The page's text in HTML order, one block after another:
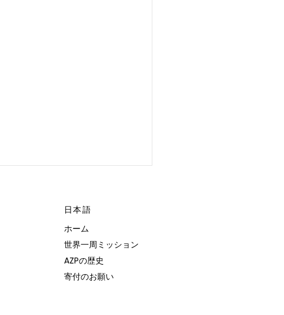
“I’M POSSIBLE.”
日本語
ホーム
世界一周ミッション
AZPの歴史
寄付のお願い